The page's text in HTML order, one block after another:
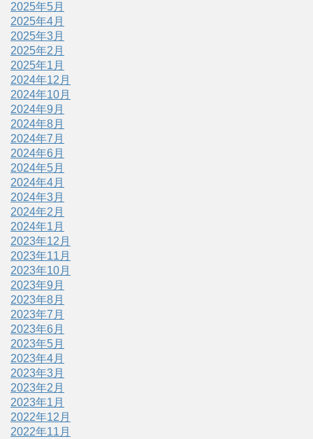
2025年5月
2025年4月
2025年3月
2025年2月
2025年1月
2024年12月
2024年10月
2024年9月
2024年8月
2024年7月
2024年6月
2024年5月
2024年4月
2024年3月
2024年2月
2024年1月
2023年12月
2023年11月
2023年10月
2023年9月
2023年8月
2023年7月
2023年6月
2023年5月
2023年4月
2023年3月
2023年2月
2023年1月
2022年12月
2022年11月